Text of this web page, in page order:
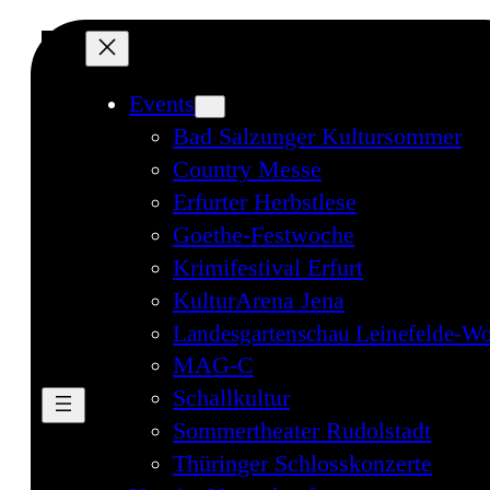
Events
Bad Salzunger Kultursommer
Country Messe
Erfurter Herbstlese
Goethe-Festwoche
Krimifestival Erfurt
KulturArena Jena
Landesgartenschau Leinefelde-
MAG-C
Schallkultur
Sommertheater Rudolstadt
Thüringer Schlosskonzerte